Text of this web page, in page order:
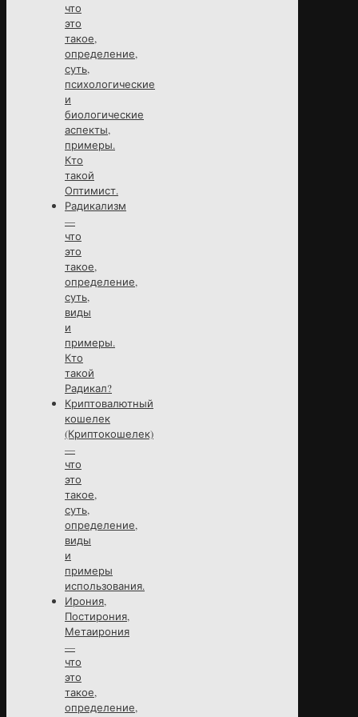
что
это
такое,
определение,
суть,
психологические
и
биологические
аспекты,
примеры.
Кто
такой
Оптимист.
Радикализм
—
что
это
такое,
определение,
суть,
виды
и
примеры.
Кто
такой
Радикал?
Криптовалютный
кошелек
(Криптокошелек)
—
что
это
такое,
суть,
определение,
виды
и
примеры
использования.
Ирония,
Постирония,
Метаирония
—
что
это
такое,
определение,